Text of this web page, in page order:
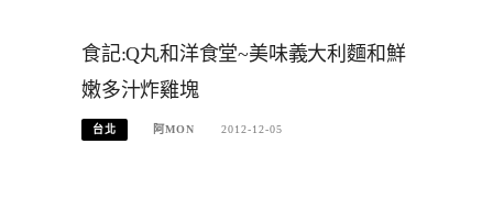
食記:Q丸和洋食堂~美味義大利麵和鮮
嫩多汁炸雞塊
台北 阿MON 2012-12-05